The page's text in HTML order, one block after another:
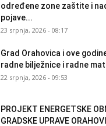
određene zone zaštite i
pojave...
23 srpnja, 2026 - 08:17
Grad Orahovica i ove
radne bilježnice i radne
22 srpnja, 2026 - 09:53
PROJEKT ENERGETSKE
GRADSKE UPRAVE